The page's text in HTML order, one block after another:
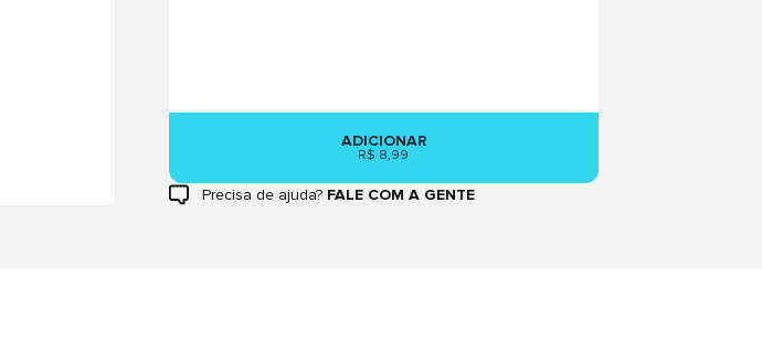
ADICIONAR
R$ 8,99
Precisa de ajuda? FALE COM A GENTE